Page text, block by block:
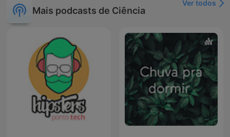
Mais podcasts de Ciência
Ver todos